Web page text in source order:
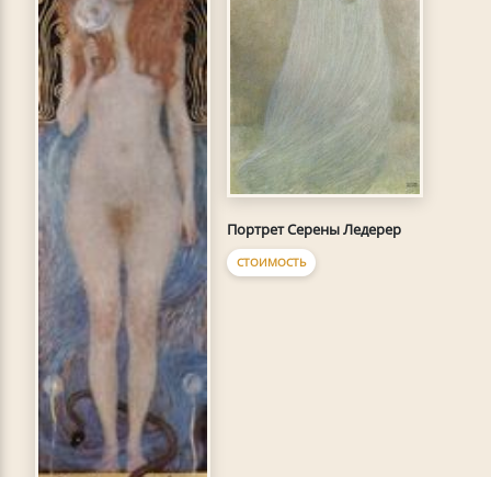
Портрет Серены Ледерер
СТОИМОСТЬ